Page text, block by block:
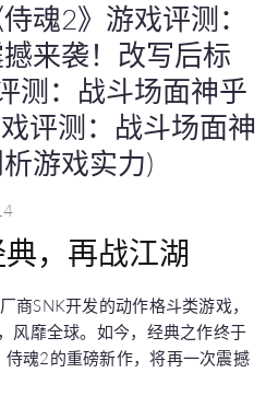
魂2》游戏评测：
来袭！改写后标
测：战斗场面神乎
评测：战斗场面神
游戏实力)
，再战江湖
商SNK开发的动作格斗类游戏，
风靡全球。如今，经典之作终于
魂2的重磅新作，将再一次震撼